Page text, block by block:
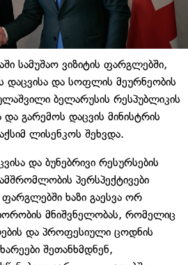
სამუშაო ვიზიტის ფარგლებში,
დაცვისა და სოფლის მეურნეობის
ბელარუსის რესპუბლიკის
და გარემოს დაცვის მინისტრის
ლისენკოს შეხვდა.
და ბუნებრივი რესურსების
პერსპექტივები
ხაზი გაესვა ორ
მნიშვნელობას, რომელიც
და პროფესიული ცოდნის
შეთანხმდნენ,